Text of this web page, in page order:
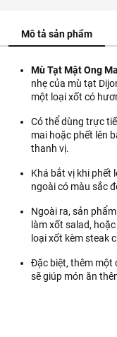
Mô tả sản phẩm
Mù Tạt Mật Ong
nhẹ của mù tạt
một loại xốt có
Có thể dùng trực
mai hoặc phết lên
thanh vị.
Khá bắt vị khi phết
ngoài có màu sắc
Ngoài ra, sản
làm xốt salad,
loại xốt kèm steak
Đặc biệt, thêm một
sẽ giúp món ăn